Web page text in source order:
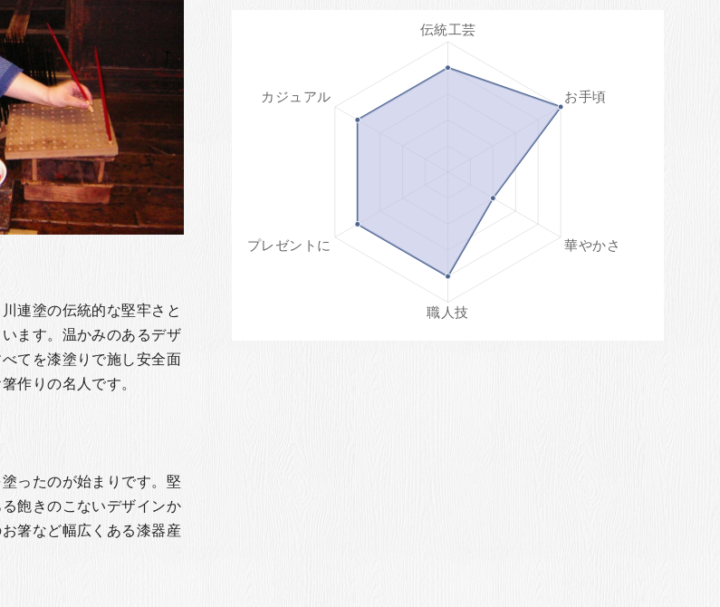
連塗の伝統的な堅牢さと
ます。温かみのあるデザ
てを漆塗りで施し安全面
作りの名人です。
ったのが始まりです。堅
飽きのこないデザインか
箸など幅広くある漆器産